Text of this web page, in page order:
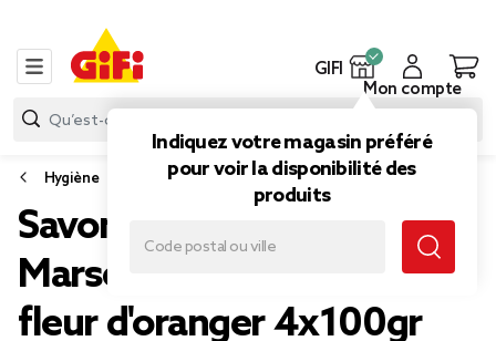
GIFI
Indiquez votre magasin préféré
pour voir la disponibilité des
produits
Mon compte
Hygiène
Savon solide Le Petit
Marseillais mains et corps
fleur d'oranger 4x100gr